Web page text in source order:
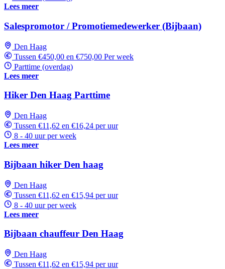
Lees meer
Salespromotor / Promotiemedewerker (Bijbaan)
Den Haag
Tussen €450,00 en €750,00 Per week
Parttime (overdag)
Lees meer
Hiker Den Haag Parttime
Den Haag
Tussen €11,62 en €16,24 per uur
8 - 40 uur per week
Lees meer
Bijbaan hiker Den haag
Den Haag
Tussen €11,62 en €15,94 per uur
8 - 40 uur per week
Lees meer
Bijbaan chauffeur Den Haag
Den Haag
Tussen €11,62 en €15,94 per uur